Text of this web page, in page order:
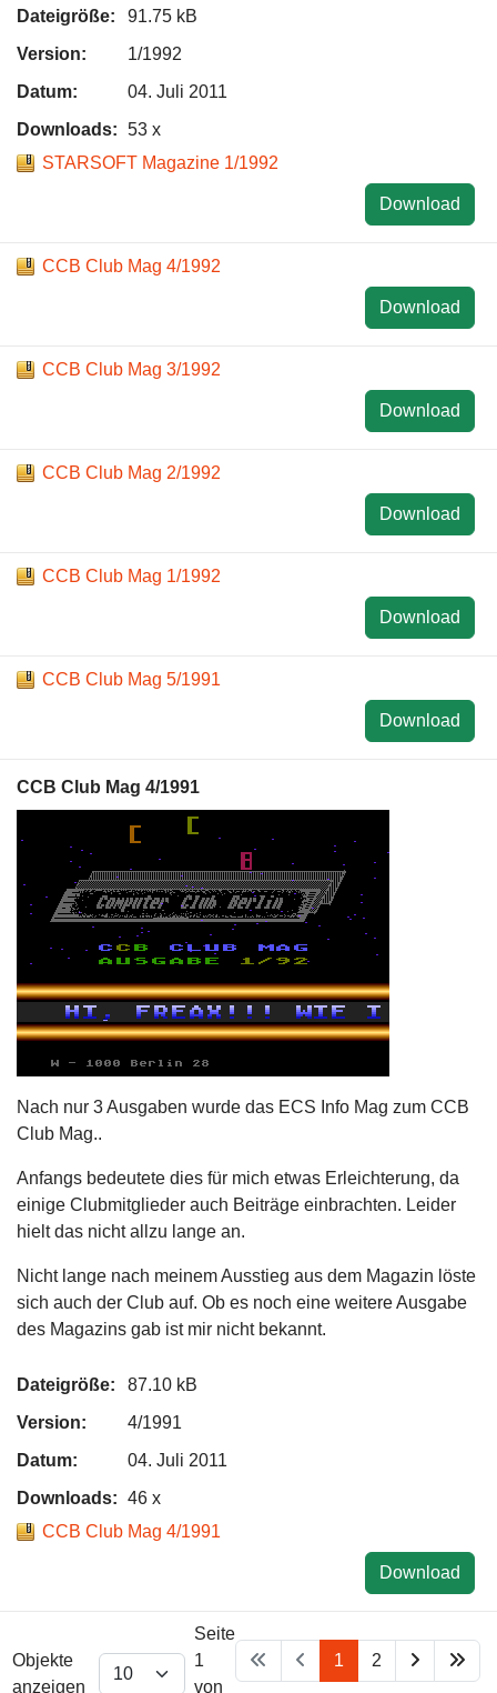
Dateigröße:
91.75 kB
Version:
1/1992
Datum:
04. Juli 2011
Downloads: 53 x
STARSOFT Magazine 1/1992
Download
CCB Club Mag 4/1992
Download
CCB Club Mag 3/1992
Download
CCB Club Mag 2/1992
Download
CCB Club Mag 1/1992
Download
CCB Club Mag 5/1991
Download
CCB Club Mag 4/1991
Nach nur 3 Ausgaben wurde das ECS Info Mag zum CCB
Club Mag..
Anfangs bedeutete dies für mich etwas Erleichterung, da
einige Clubmitglieder auch Beiträge einbrachten. Leider
hielt das nicht allzu lange an.
Nicht lange nach meinem Ausstieg aus dem Magazin löste
sich auch der Club auf. Ob es noch eine weitere Ausgabe
des Magazins gab ist mir nicht bekannt.
Dateigröße:
87.10 kB
Version:
4/1991
Datum:
04. Juli 2011
Downloads: 46 x
CCB Club Mag 4/1991
Download
Objekte
anzeigen
Seite
1
von
1 2